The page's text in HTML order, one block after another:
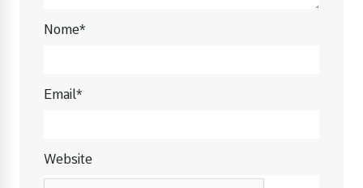
Nome*
Email*
Website